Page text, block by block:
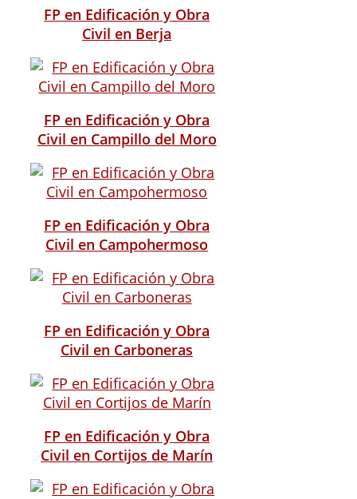
FP en Edificación y Obra
Civil en Berja
FP en Edificación y Obra
Civil en Campillo del Moro
FP en Edificación y Obra
Civil en Campohermoso
FP en Edificación y Obra
Civil en Carboneras
FP en Edificación y Obra
Civil en Cortijos de Marín